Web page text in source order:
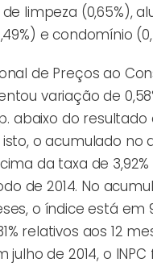
limpeza (0,65%),
e condomínio
de Preços ao
variação de
abaixo do resultado
isto, o acumulado no
da taxa de
de 2014. No
o índice está em
relativos aos 12
julho de 2014, o